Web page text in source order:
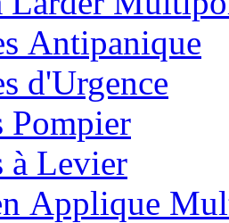
Antipanique
d'Urgence
Pompier
à Levier
Applique